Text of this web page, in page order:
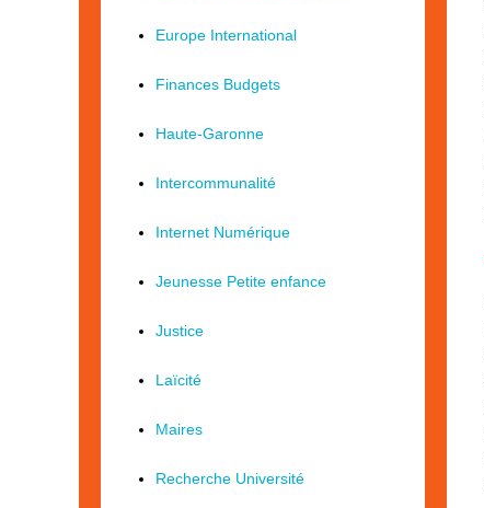
Europe International
Finances Budgets
Haute-Garonne
Intercommunalité
Internet Numérique
Jeunesse Petite enfance
Justice
Laïcité
Maires
Recherche Université